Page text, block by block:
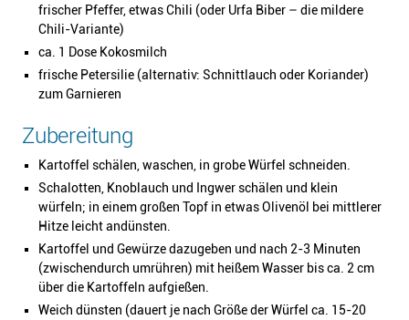
frischer Pfeffer, etwas Chili (oder Urfa Biber – die mildere
Chili-Variante)
ca. 1 Dose Kokosmilch
frische Petersilie (alternativ: Schnittlauch oder Koriander)
zum Garnieren
Zubereitung
Kartoffel schälen, waschen, in grobe Würfel schneiden.
Schalotten, Knoblauch und Ingwer schälen und klein
würfeln; in einem großen Topf in etwas Olivenöl bei mittlerer
Hitze leicht andünsten.
Kartoffel und Gewürze dazugeben und nach 2-3 Minuten
(zwischendurch umrühren) mit heißem Wasser bis ca. 2 cm
über die Kartoffeln aufgießen.
Weich dünsten (dauert je nach Größe der Würfel ca. 15-20